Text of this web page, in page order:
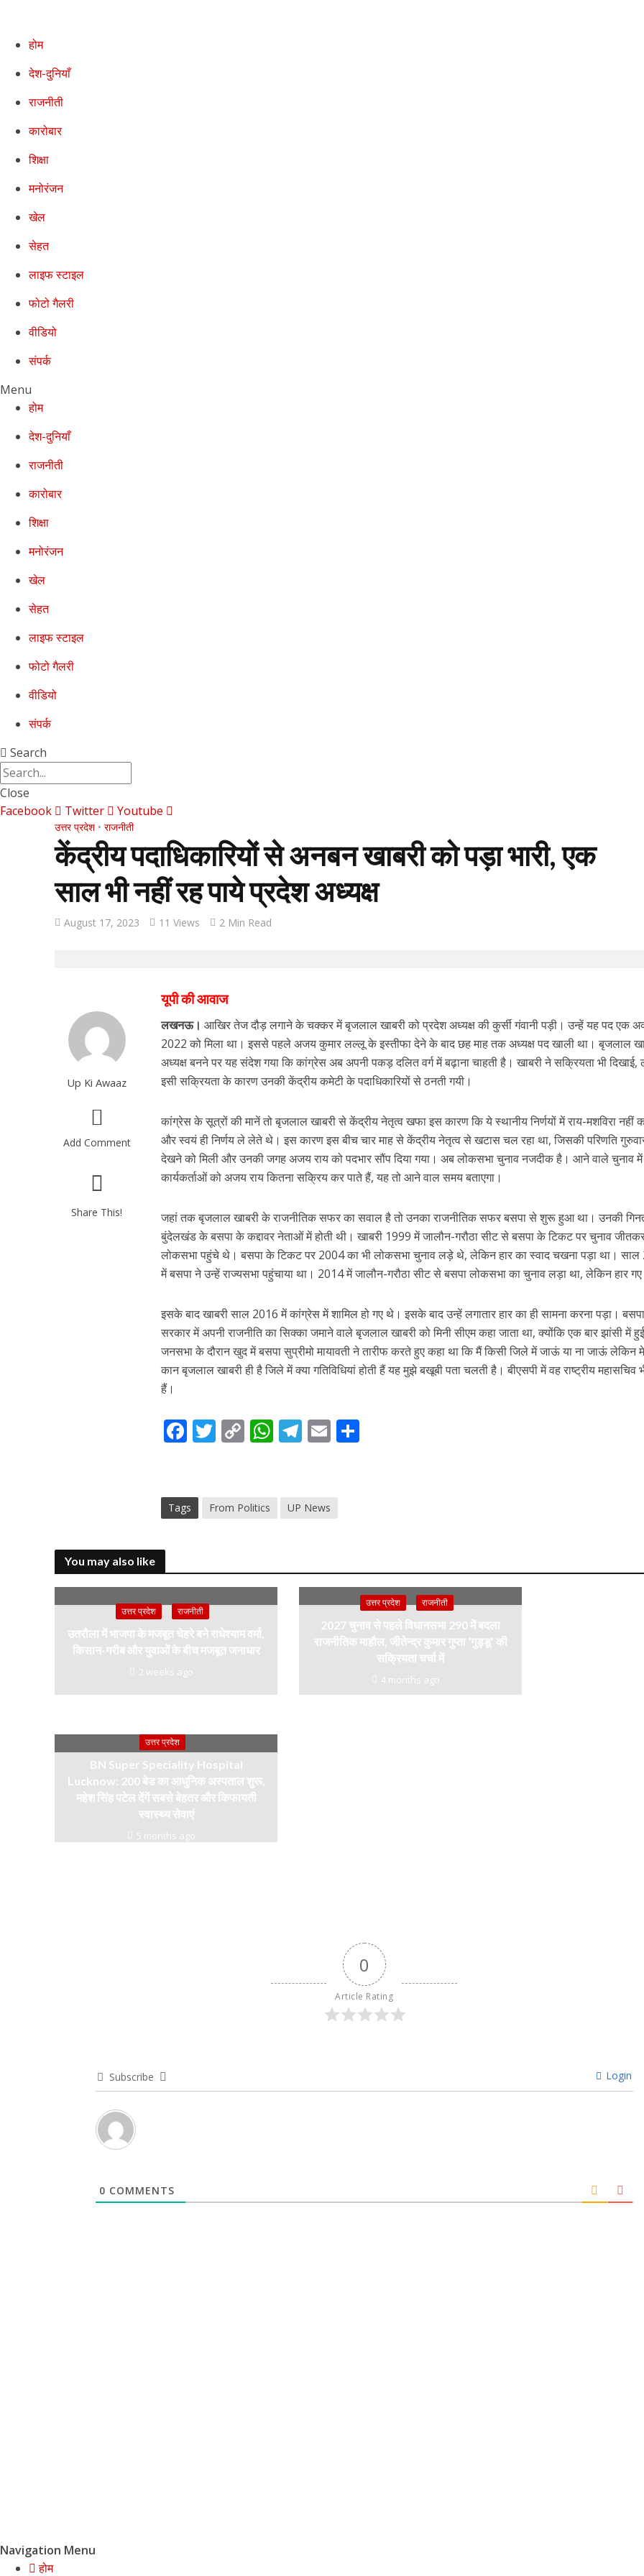
होम
देश-दुनियाँ
राजनीती
कारोबार
शिक्षा
मनोरंजन
खेल
सेहत
लाइफ स्टाइल
फोटो गैलरी
वीडियो
संपर्क
Menu
होम
देश-दुनियाँ
राजनीती
कारोबार
शिक्षा
मनोरंजन
खेल
सेहत
लाइफ स्टाइल
फोटो गैलरी
वीडियो
संपर्क
Search
Close
Facebook
Twitter Youtube
उत्तर प्रदेश • राजनीती
केंद्रीय पदाधिकारियों से अनबन खाबरी को पड़ा भारी, एक
साल भी नहीं रह पाये प्रदेश अध्यक्ष
August 17, 2023 11 Views 2 Min Read
Up Ki Awaaz
Add Comment
Share This!
यूपी की आवाज
लखनऊ। आखिर तेज दौड़ लगाने के चक्कर में बृजलाल खाबरी को प्रदेश अध्यक्ष की कुर्सी गंवानी पड़ी। उन्हें यह पद एक
2022 को मिला था। इससे पहले अजय कुमार लल्लू के इस्तीफा देने के बाद छह माह तक अध्यक्ष पद खाली था। बृजलाल
अध्यक्ष बनने पर यह संदेश गया कि कांग्रेस अब अपनी पकड़ दलित वर्ग में बढ़ाना चाहती है। खाबरी ने सक्रियता भी
इसी सक्रियता के कारण उनकी केंद्रीय कमेटी के पदाधिकारियों से ठनती गयी।
कांग्रेस के सूत्रों की मानें तो बृजलाल खाबरी से केंद्रीय नेतृत्व खफा इस कारण कि ये स्थानीय निर्णयों में राय-मशविरा नहीं
और स्वयं ही निर्णय ले लेते थे। इस कारण इस बीच चार माह से केंद्रीय नेतृत्व से खटास चल रहा था, जिसकी परिणति
देखने को मिली और उनकी जगह अजय राय को पदभार सौंप दिया गया। अब लोकसभा चुनाव नजदीक है। आने वाले चुनाव में
कार्यकर्ताओं को अजय राय कितना सक्रिय कर पाते हैं, यह तो आने वाल समय बताएगा।
जहां तक बृजलाल खाबरी के राजनीतिक सफर का सवाल है तो उनका राजनीतिक सफर बसपा से शुरू हुआ था। उनकी
बुंदेलखंड के बसपा के कद्दावर नेताओं में होती थी। खाबरी 1999 में जालौन-गरौठा सीट से बसपा के टिकट पर चुनाव
लोकसभा पहुंचे थे। बसपा के टिकट पर 2004 का भी लोकसभा चुनाव लड़े थे, लेकिन हार का स्वाद चखना पड़ा था। साल
में बसपा ने उन्हें राज्यसभा पहुंचाया था। 2014 में जालौन-गरौठा सीट से बसपा लोकसभा का चुनाव लड़ा था, लेकिन हार
इसके बाद खाबरी साल 2016 में कांग्रेस में शामिल हो गए थे। इसके बाद उन्हें लगातार हार का ही सामना करना पड़ा। बसपा
सरकार में अपनी राजनीति का सिक्का जमाने वाले बृजलाल खाबरी को मिनी सीएम कहा जाता था, क्योंकि एक बार झांसी में
जनसभा के दौरान खुद में बसपा सुप्रीमो मायावती ने तारीफ करते हुए कहा था कि मैं किसी जिले में जाऊं या ना जाऊं लेकिन
कान बृजलाल खाबरी ही है जिले में क्या गतिविधियां होती हैं यह मुझे बखूबी पता चलती है। बीएसपी में वह राष्ट्रीय महासचिव
हैं।
F
b
o
k
T
er
C
y
Li
k
W
s
A
p
T
gr
a
E
l
Tags From Politics UP News
You may also like
उत्तर प्रदेश राजनीती
उतरौला में भाजपा के मजबूत चेहरे बने राधेश्याम वर्मा,
किसान-गरीब और युवाओं के बीच मजबूत जनाधार
2 weeks ago
उत्तर प्रदेश राजनीती
2027 चुनाव से पहले विधानसभा 290 में बदला
राजनीतिक माहौल, जीतेन्द्र कुमार गुप्ता ‘गुड्डू’ की
सक्रियता चर्चा में
4 months ago
उत्तर प्रदेश
BN Super Speciality Hospital
Lucknow: 200 बेड का आधुनिक अस्पताल शुरू,
महेश सिंह पटेल देंगें सबसे बेहतर और किफायती
स्वास्थ्य सेवाएं
5 months ago
0
Article Rating
Subscribe Login
0 COMMENTS
Navigation Menu
होम